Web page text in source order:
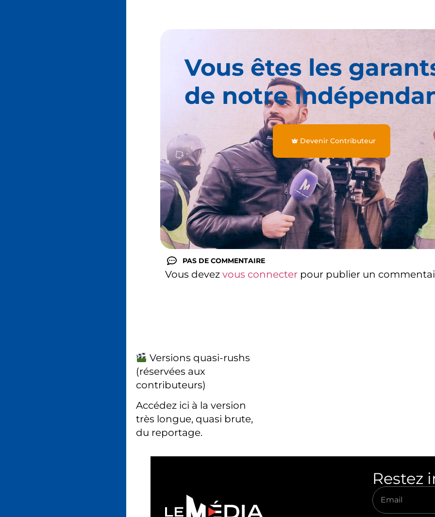
Vous êtes les
de notre
Devenir Contributeur
PAS DE COMMENTAIRE
Vous devez vous connecter pour publier un
Versions quasi-rushs
(réservées aux
contributeurs)
Accédez ici à la version
très longue, quasi brute,
du reportage.
Restez